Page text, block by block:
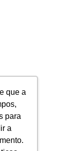
que a
para
a